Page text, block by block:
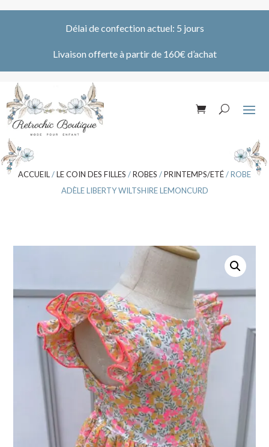
Délai de confection actuel: 5 jours
Livaison offerte à partir de 160€ d’achat
ACCUEIL /LE COIN DES FILLES /ROBES /PRINTEMPS/ETÉ/ ROBE
ADÈLE LIBERTY WILTSHIRE LEMONCURD